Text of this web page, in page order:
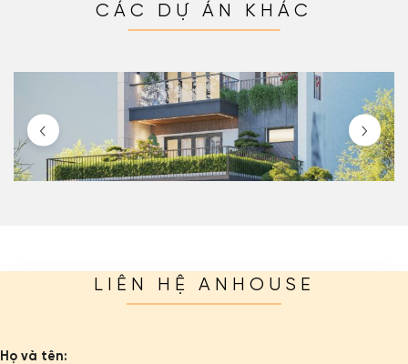
CÁC DỰ ÁN KHÁC
LIÊN HỆ ANHOUSE
Họ và tên: